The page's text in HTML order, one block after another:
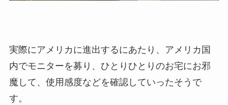
実際にアメリカに進出するにあたり、アメリカ国
内でモニターを募り、ひとりひとりのお宅にお邪
魔して、使用感度などを確認していったそうで
す。